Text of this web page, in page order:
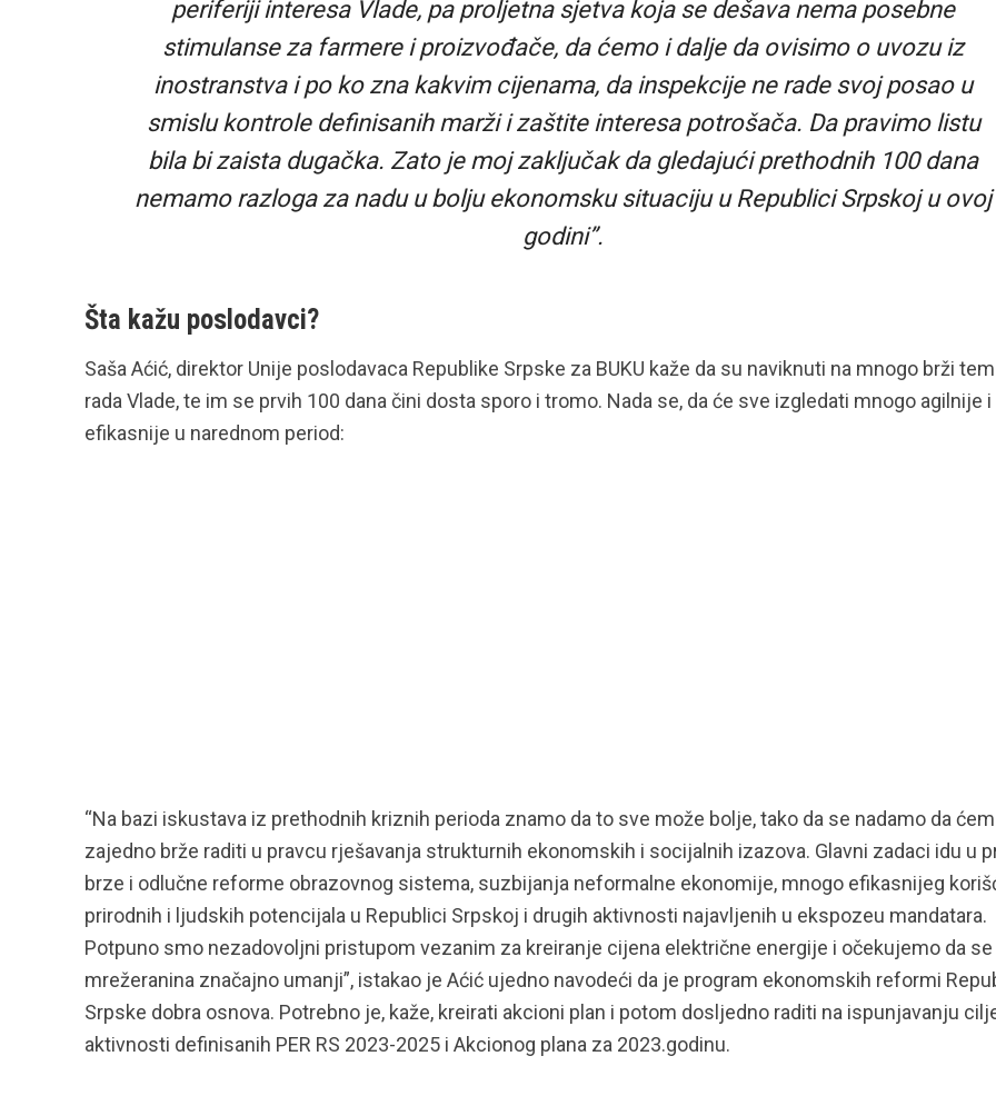
periferiji interesa Vlade, pa proljetna sjetva koja se dešava nema posebne
stimulanse za farmere i proizvođače, da ćemo i dalje da ovisimo o uvozu iz
inostranstva i po ko zna kakvim cijenama, da inspekcije ne rade svoj posao u
smislu kontrole definisanih marži i zaštite interesa potrošača. Da pravimo listu
bila bi zaista dugačka. Zato je moj zaključak da gledajući prethodnih 100 dana
nemamo razloga za nadu u bolju ekonomsku situaciju u Republici Srpskoj u ovoj
godini”.
Šta kažu poslodavci?
Saša Aćić, direktor Unije poslodavaca Republike Srpske za BUKU kaže da su naviknuti na mnogo brži
rada Vlade, te im se prvih 100 dana čini dosta sporo i tromo. Nada se, da će sve izgledati mnogo agilnije i
efikasnije u narednom period:
“Na bazi iskustava iz prethodnih kriznih perioda znamo da to sve može bolje, tako da se nadamo da
zajedno brže raditi u pravcu rješavanja strukturnih ekonomskih i socijalnih izazova. Glavni zadaci idu u
brze i odlučne reforme obrazovnog sistema, suzbijanja neformalne ekonomije, mnogo efikasnijeg
prirodnih i ljudskih potencijala u Republici Srpskoj i drugih aktivnosti najavljenih u ekspozeu mandatara.
Potpuno smo nezadovoljni pristupom vezanim za kreiranje cijena električne energije i očekujemo da se
mrežeranina značajno umanji”, istakao je Aćić ujedno navodeći da je program ekonomskih reformi
Srpske dobra osnova. Potrebno je, kaže, kreirati akcioni plan i potom dosljedno raditi na ispunjavanju
aktivnosti definisanih PER RS 2023-2025 i Akcionog plana za 2023.godinu.